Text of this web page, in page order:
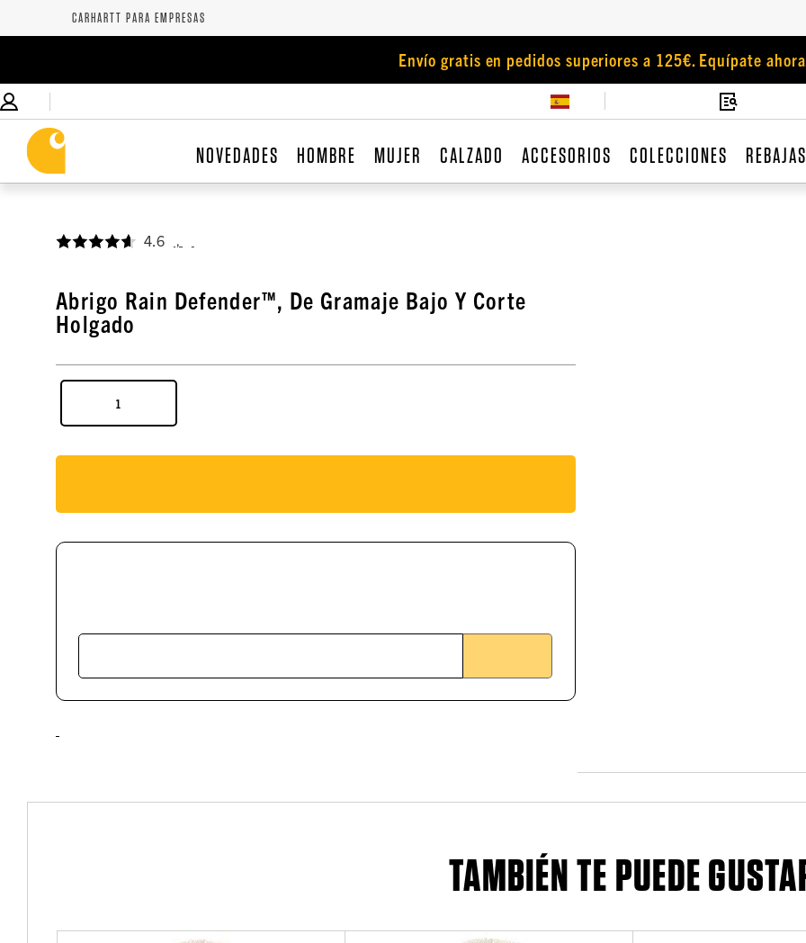
CARHARTT PARA EMPRESAS
Envío gratis en pedidos superiores a 125€. Equípate
NOVEDADES HOMBRE MUJER CALZADO ACCESORIOS COLECCIONES
4.6
Abrigo Rain Defender™, De Gramaje Bajo Y Corte
Holgado
TAMBIÉN TE PUEDE